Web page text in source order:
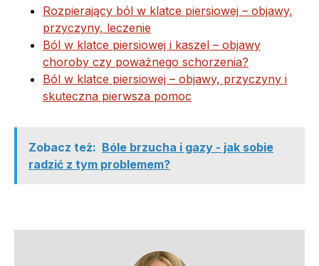
Rozpierający ból w klatce piersiowej – objawy,
przyczyny, leczenie
Ból w klatce piersiowej i kaszel – objawy
choroby czy poważnego schorzenia?
Ból w klatce piersiowej – objawy, przyczyny i
skuteczna pierwsza pomoc
Zobacz też: Bóle brzucha i gazy - jak sobie
radzić z tym problemem?